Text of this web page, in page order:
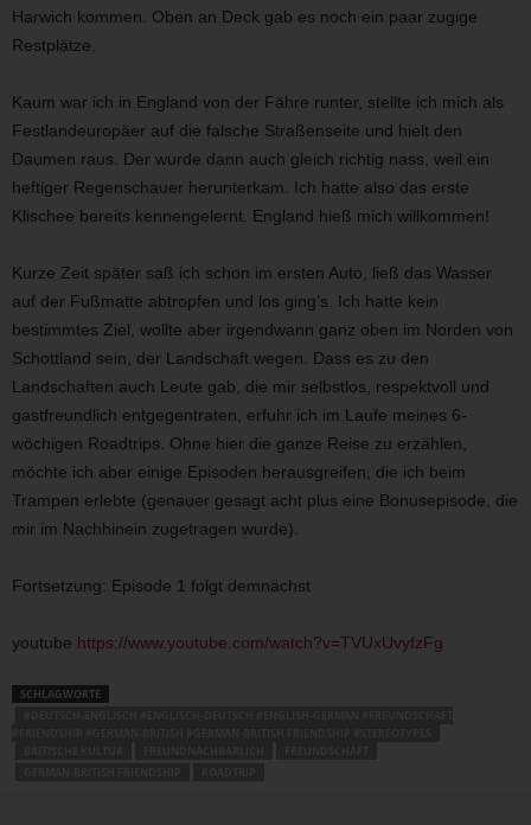
Harwich kommen. Oben an Deck gab es noch ein paar zugige
Restplätze.
Kaum war ich in England von der Fähre runter, stellte ich mich als
Festlandeuropäer auf die falsche Straßenseite und hielt den
Daumen raus. Der wurde dann auch gleich richtig nass, weil ein
heftiger Regenschauer herunterkam. Ich hatte also das erste
Klischee bereits kennengelernt. England hieß mich willkommen!
Kurze Zeit später saß ich schon im ersten Auto, ließ das Wasser
auf der Fußmatte abtropfen und los ging’s. Ich hatte kein
bestimmtes Ziel, wollte aber irgendwann ganz oben im Norden von
Schottland sein, der Landschaft wegen. Dass es zu den
Landschaften auch Leute gab, die mir selbstlos, respektvoll und
gastfreundlich entgegentraten, erfuhr ich im Laufe meines 6-
wöchigen Roadtrips. Ohne hier die ganze Reise zu erzählen,
möchte ich aber einige Episoden herausgreifen, die ich beim
Trampen erlebte (genauer gesagt acht plus eine Bonusepisode, die
mir im Nachhinein zugetragen wurde).
Fortsetzung: Episode 1 folgt demnächst
youtube https://www.youtube.com/watch?v=TVUxUvyfzFg
SCHLAGWORTE